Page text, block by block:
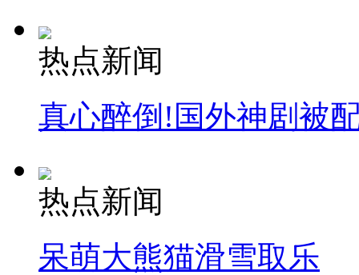
热点新闻
真心醉倒!国外神剧被
热点新闻
呆萌大熊猫滑雪取乐